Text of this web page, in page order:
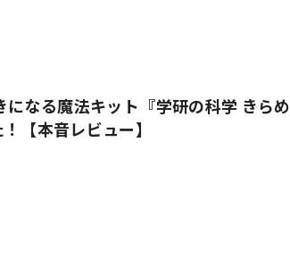
になる魔法キット『学研の科学 きらめ
【本音レビュー】